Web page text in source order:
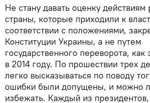
Не стану давать оценку действиям
страны, которые приходили к
соответствии с положениями,
Конституции Украины, а не путем
государственного переворота,
в 2014 году. По прошествии трех
легко высказываться по поводу
ошибки были допущены, и можно
избежать. Каждый из президентов,